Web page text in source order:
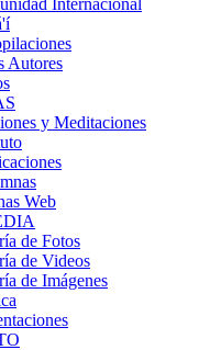
Internacional
Autores
y Meditaciones
Web
de Fotos
de Videos
de Imágenes